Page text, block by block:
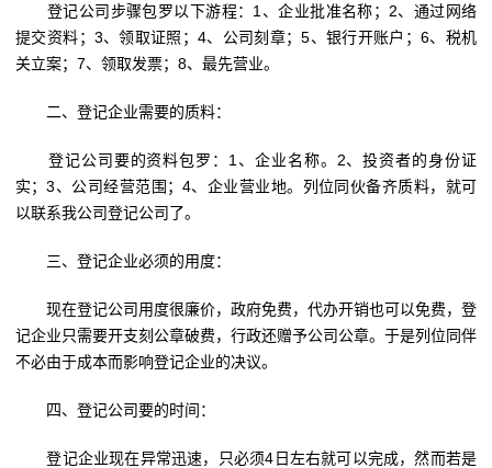
登记公司步骤包罗以下游程：1、企业批准名称；2、通过网络
提交资料；3、领取证照；4、公司刻章；5、银行开账户；6、税机
关立案；7、领取发票；8、最先营业。
二、登记企业需要的质料：
登记公司要的资料包罗：1、企业名称。2、投资者的身份证
实；3、公司经营范围；4、企业营业地。列位同伙备齐质料，就可
以联系我公司登记公司了。
三、登记企业必须的用度：
现在登记公司用度很廉价，政府免费，代办开销也可以免费，登
记企业只需要开支刻公章破费，行政还赠予公司公章。于是列位同伴
不必由于成本而影响登记企业的决议。
四、登记公司要的时间：
登记企业现在异常迅速，只必须4日左右就可以完成，然而若是